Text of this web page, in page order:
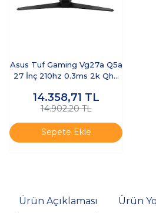
Asus Tuf Gaming Vg27a Q5a
27 İnç 210hz 0.3ms 2k Qhd
14.358,71 TL
14.902,20 TL
Sepete Ekle
Ürün Açıklaması Ürün